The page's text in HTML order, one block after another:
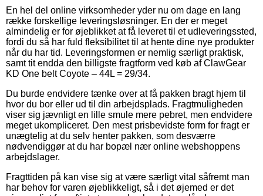
En hel del online virksomheder yder nu om dage en lang
række forskellige leveringsløsninger. En der er meget
almindelig er for øjeblikket at få leveret til et udleveringssted,
fordi du så har fuld fleksibilitet til at hente dine nye produkter
når du har tid. Leveringsformen er nemlig særligt praktisk,
samt tit endda den billigste fragtform ved køb af ClawGear
KD One belt Coyote – 44L = 29/34.
Du burde endvidere tænke over at få pakken bragt hjem til
hvor du bor eller ud til din arbejdsplads. Fragtmuligheden
viser sig jævnligt en lille smule mere pebret, men endvidere
meget ukompliceret. Den mest prisbevidste form for fragt er
unægtelig at du selv henter pakken, som desværre
nødvendiggør at du har bopæl nær online webshoppens
arbejdslager.
Fragttiden på kan vise sig at være særligt vital såfremt man
har behov for varen øjeblikkeligt, så i det øjemed er det